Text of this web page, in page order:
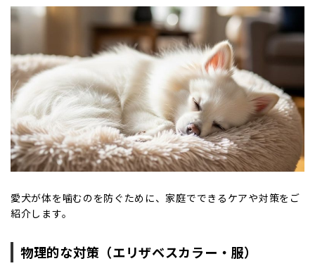
愛犬が体を噛むのを防ぐために、家庭でできるケアや対策をご
紹介します。
物理的な対策（エリザベスカラー・服）